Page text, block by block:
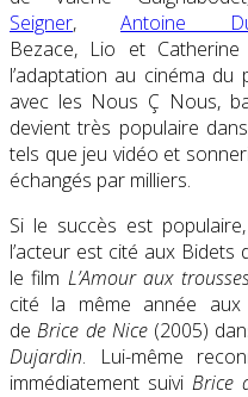
Seigner, Antoine
Bezace, Lio et Catherine
l’adaptation au cinéma du
avec les Nous Ç Nous,
devient très populaire
tels que jeu vidéo et
échangés par milliers.
Si le succès est
l’acteur est cité aux Bidets
le film L’Amour aux
cité la même année
deBrice de Nice(2005)
Dujardin. Lui-même
immédiatement suivi Brice